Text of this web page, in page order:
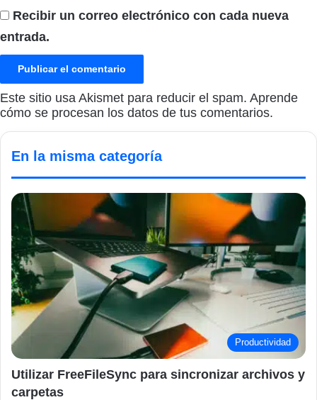
Recibir un correo electrónico con cada nueva
entrada.
Este sitio usa Akismet para reducir el spam. Aprende
cómo se procesan los datos de tus comentarios.
En la misma categoría
Productividad
Utilizar FreeFileSync para sincronizar archivos y
carpetas